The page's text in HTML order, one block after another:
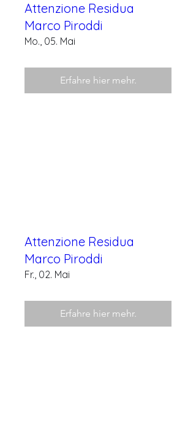
Attenzione Residua
Marco Piroddi
Mo., 05. Mai
Erfahre hier mehr.
Attenzione Residua
Marco Piroddi
Fr., 02. Mai
Erfahre hier mehr.